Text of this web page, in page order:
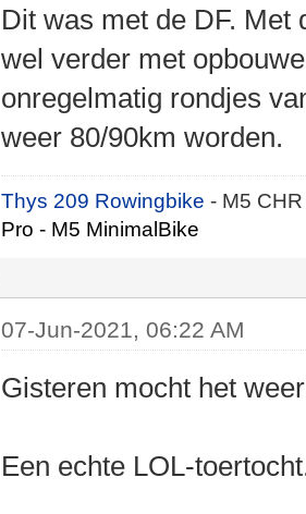
Dit was met de DF. Met
wel verder met
onregelmatig rondjes
weer 80/90km worden.
Thys 209 Rowingbike- M5
Pro - M5 MinimalBike
07-Jun-2021, 06:22 AM
Gisteren mocht het
Een echte LOL-